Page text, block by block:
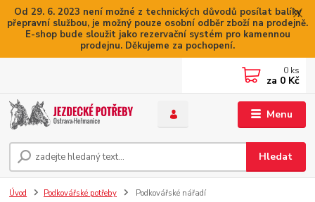
Od 29. 6. 2023 není možné z technických důvodů posílat balíky
přepravní službou, je možný pouze osobní odběr zboží na prodejně.
E-shop bude sloužit jako rezervační systém pro kamennou
prodejnu. Děkujeme za pochopení.
Menu
Hledat
0 ks
za 0 Kč
Úvod Podkovářské potřeby Podkovářské nářadí